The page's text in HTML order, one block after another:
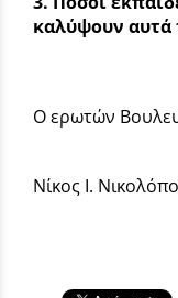
καλύψουν αυτά
Ο ερωτών
Νίκος Ι.